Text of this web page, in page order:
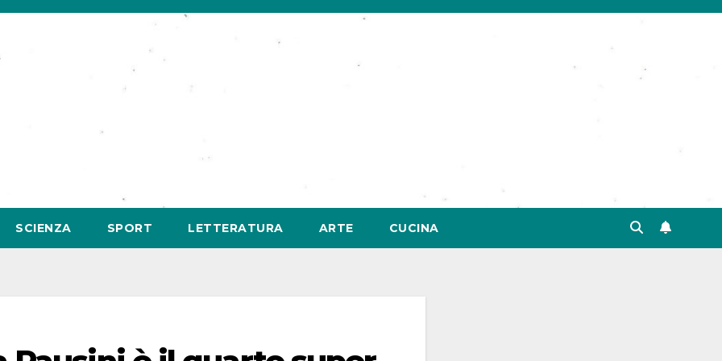
SCIENZA SPORT LETTERATURA ARTE CUCINA